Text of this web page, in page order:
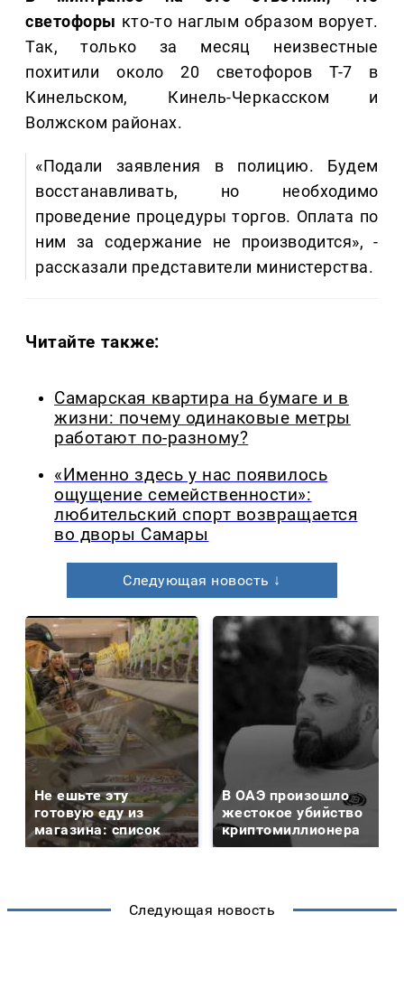
светофоры кто-то наглым образом ворует.
Так, только за месяц неизвестные
похитили около 20 светофоров Т-7 в
Кинельском, Кинель-Черкасском и
Волжском районах.
«Подали заявления в полицию. Будем
восстанавливать, но необходимо
проведение процедуры торгов. Оплата по
ним за содержание не производится», -
рассказали представители министерства.
Читайте также:
Самарская квартира на бумаге и в
жизни: почему одинаковые метры
работают по-разному?
«Именно здесь у нас появилось
ощущение семейственности»:
любительский спорт возвращается
во дворы Самары
Следующая новость ↓
Не ешьте эту
готовую еду из
магазина: список
В ОАЭ произошло
жестокое убийство
криптомиллионера
Следующая новость